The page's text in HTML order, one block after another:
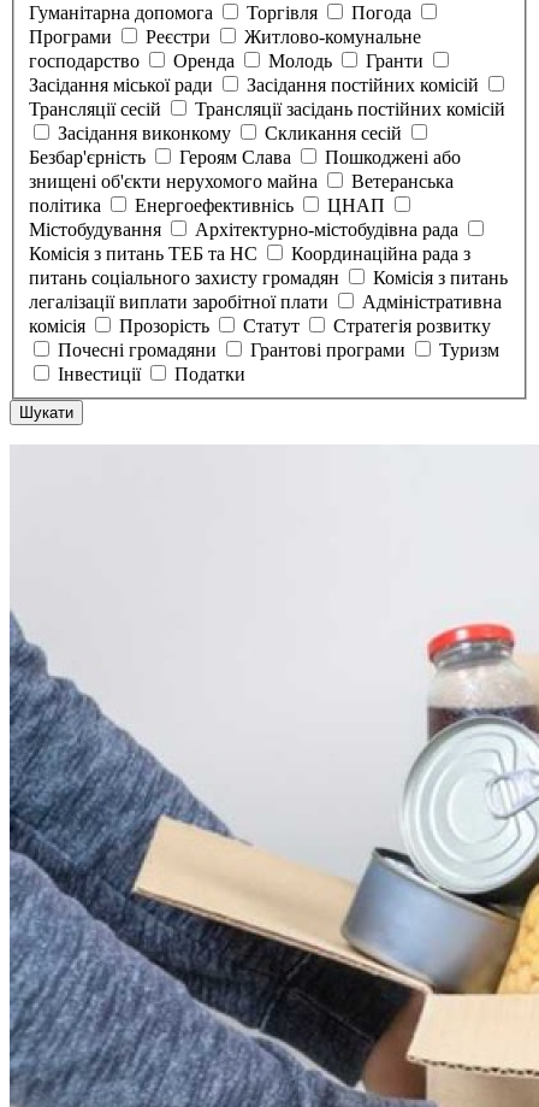
Гуманітарна допомога
Торгівля
Погода
Програми
Реєстри
Житлово-комунальне
господарство
Оренда Молодь
Гранти
Засідання міської ради
Засідання постійних комісій
Трансляції сесій
Трансляції засідань постійних комісій
Засідання виконкому
Скликання сесій
Безбар'єрність
Героям Слава
Пошкоджені або
знищені об'єкти нерухомого майна
Ветеранська
політика
Енергоефективнісь
ЦНАП
Містобудування
Архітектурно-містобудівна рада
Комісія з питань ТЕБ та НС
Координаційна рада з
питань соціального захисту громадян
Комісія з питань
легалізації виплати заробітної плати
Адміністративна
комісія
Прозорість Статут
Стратегія розвитку
Почесні громадяни
Грантові програми
Туризм
Інвестиції
Податки
Шукати